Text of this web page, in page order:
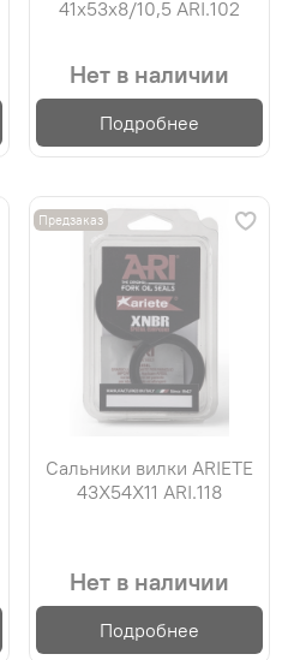
41х53х8/10,5 ARI.102
Нет в наличии
Подробнее
Предзаказ
Сальники вилки ARIETE
43X54X11 ARI.118
Нет в наличии
Подробнее